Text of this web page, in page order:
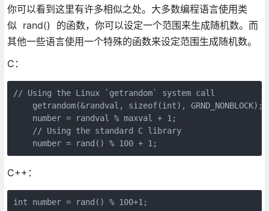
你可以看到这里有许多相似之处。大多数编程语言使用类
似 rand() 的函数，你可以设定一个范围来生成随机数。而
其他一些语言使用一个特殊的函数来设定范围生成随机数。
C：
// Using the Linux `getrandom` system call
    getrandom(&randval, sizeof(int), GRND_NONBLOCK);
    number = randval % maxval + 1;
    // Using the standard C library
    number = rand() % 100 + 1;
C++：
int number = rand() % 100+1;